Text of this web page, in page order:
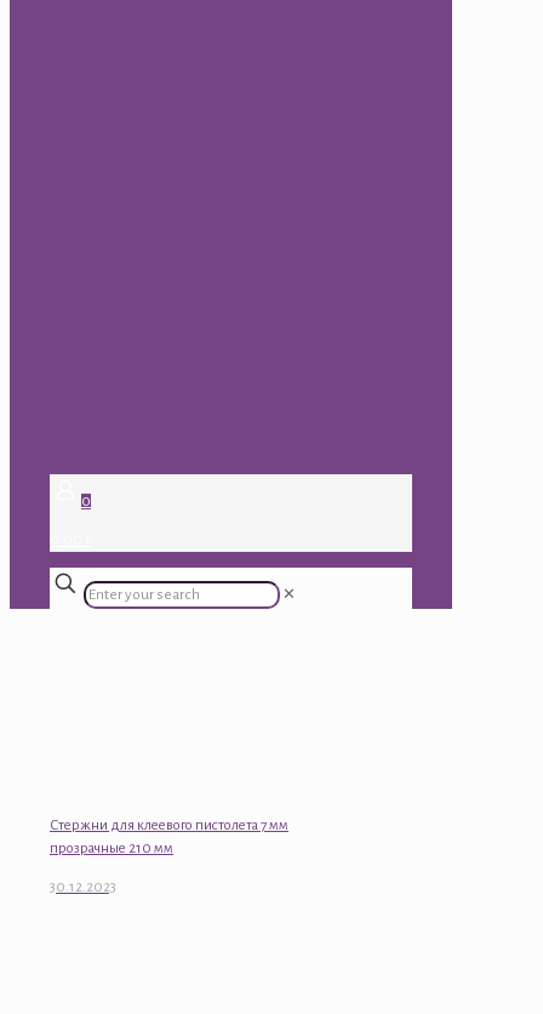
0
✕
Стержни для клеевого пистолета 7 мм
прозрачные 210 мм
30.12.2023